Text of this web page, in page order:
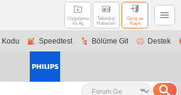
Uygulama
ile Aç
Teknoloji
Haberleri
Giriş ve
Kayıt
Kodu Speedtest Bölüme Git Destek